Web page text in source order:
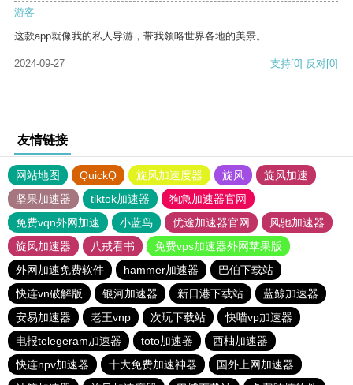
游客
这款app就像我的私人导游，带我领略世界各地的美景。
2024-09-27 支持[0] 反对[0]
友情链接
网站地图 QuickQ 旋风加速度器 旋风
旋风加速
坚果加速器
tiktok加速器
狗急加速器官网
免费vqn外网加速
小蓝鸟 优途加速器官网
风驰加速器
旋风加速器
八戒看书
免费vps加速器外网苹果版
外网加速免费软件
hammer加速器
巴伯下载站
快连vn破解版
银河加速器 新日港下载站
蓝鲸加速器
安易加速器
老王vnp 次玩下载站
快喵vp加速器
电报telegeram加速器
toto加速器
西柚加速器
快连npv加速器
十大免费加速神器
国外上网加速器